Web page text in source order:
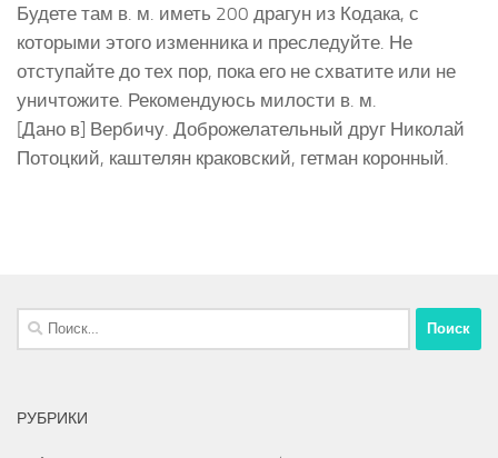
Будете там в. м. иметь 200 драгун из Кодака, с
которыми этого изменника и преследуйте. Не
отступайте до тех пор, пока его не схватите или не
уничтожите. Рекомендуюсь милости в. м.
[Дано в] Вербичу. Доброжелательный друг Николай
Потоцкий, каштелян краковский, гетман коронный.
Найти:
РУБРИКИ